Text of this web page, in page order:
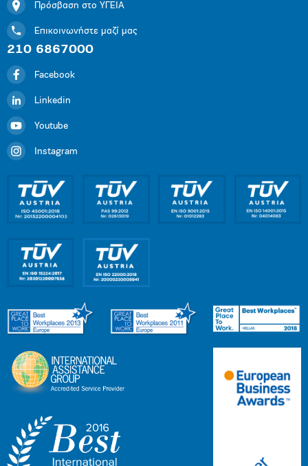
Πρόσβαση στο ΥΓΕΙΑ
Επικοινωνήστε μαζί μας
210 6867000
Facebook
Linkedin
Youtube
Instagram